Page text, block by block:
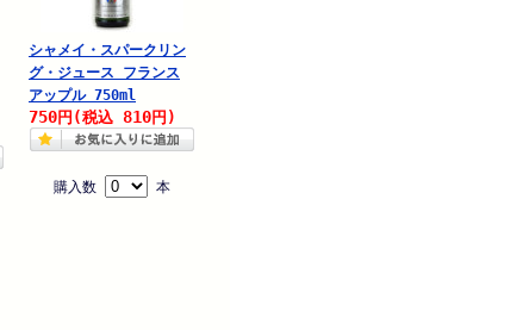
シャメイ・スパークリン
グ・ジュース フランス
アップル 750ml
750円 (税込 810円)
購入数 本